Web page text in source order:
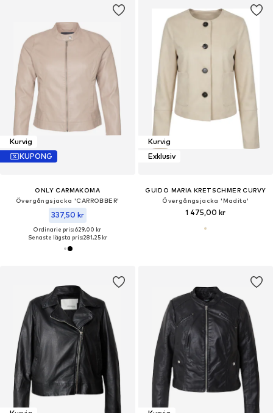
Kurvig
KUPONG
ONLY CARMAKOMA
Övergångsjacka 'CARROBBER'
337,50 kr
Ordinarie pris: 629,00 kr
Senaste lägsta pris:281,25 kr
Kurvig
Exklusiv
GUIDO MARIA KRETSCHMER CURVY
Övergångsjacka 'Madita'
1 475,00 kr